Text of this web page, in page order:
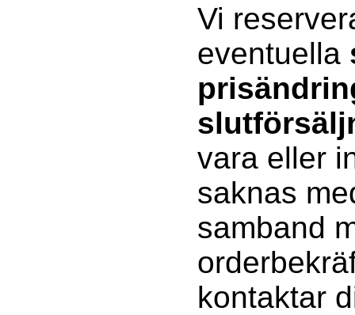
Vi
eventuella
vara eller
saknas
samband
kontaktar